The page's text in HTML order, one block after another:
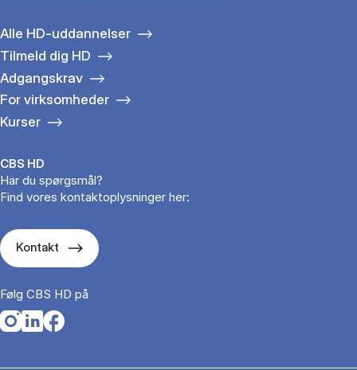
Alle HD-uddannelser
Tilmeld dig HD
Adgangskrav
For virksomheder
Kurser
CBS HD
Har du spørgsmål?
Find vores kontaktoplysninger her:
Kontakt
Følg CBS HD på
Opens in a new tab
Opens in a new tab
Opens in a new tab